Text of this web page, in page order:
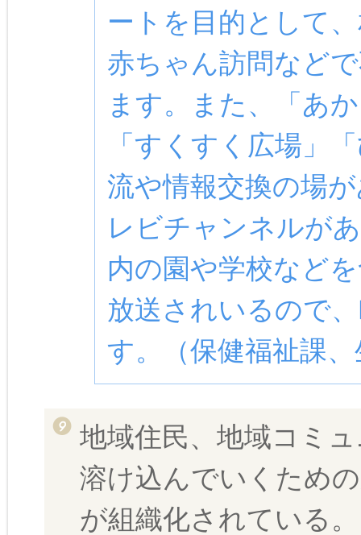
ートを目的として
赤ちゃん訪問など
ます。また、「あ
「すくすく広場」
流や情報交換の場
レビチャンネルが
内の園や学校など
放送されいるので
す。（保健福祉課
地域住民、地域コミ
溶け込んでいくため
が組織化されている。